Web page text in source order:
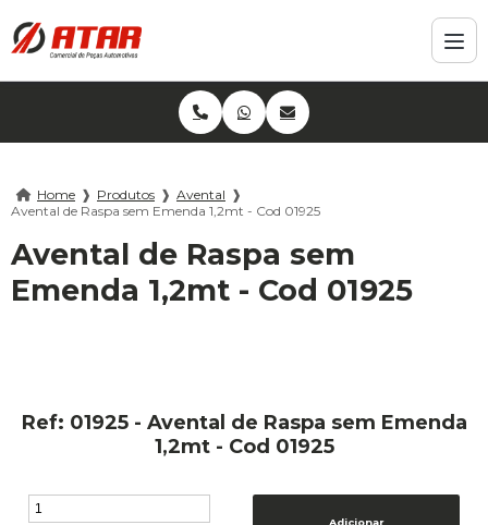
Home ❱ Produtos ❱ Avental ❱
Avental de Raspa sem Emenda 1,2mt - Cod 01925
Avental de Raspa sem
Emenda 1,2mt - Cod 01925
Ref: 01925 - Avental de Raspa sem Emenda
1,2mt - Cod 01925